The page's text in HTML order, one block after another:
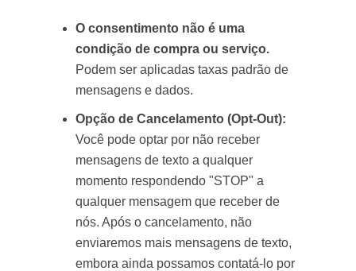
O consentimento não é uma
condição de compra ou serviço.
Podem ser aplicadas taxas padrão de
mensagens e dados.
Opção de Cancelamento (Opt-Out):
Você pode optar por não receber
mensagens de texto a qualquer
momento respondendo "STOP" a
qualquer mensagem que receber de
nós. Após o cancelamento, não
enviaremos mais mensagens de texto,
embora ainda possamos contatá-lo por